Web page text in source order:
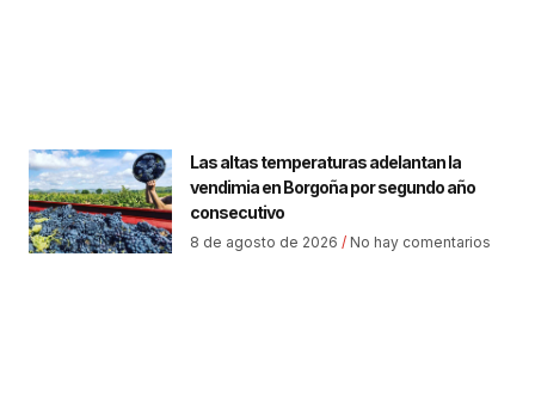
Las altas temperaturas adelantan la
vendimia en Borgoña por segundo año
consecutivo
8 de agosto de 2026 No hay comentarios